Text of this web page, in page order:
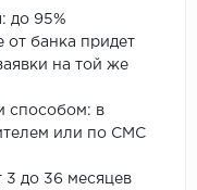
до 95%
от банка придет
на той же
способом: в
или по СМС
3 до 36 месяцев